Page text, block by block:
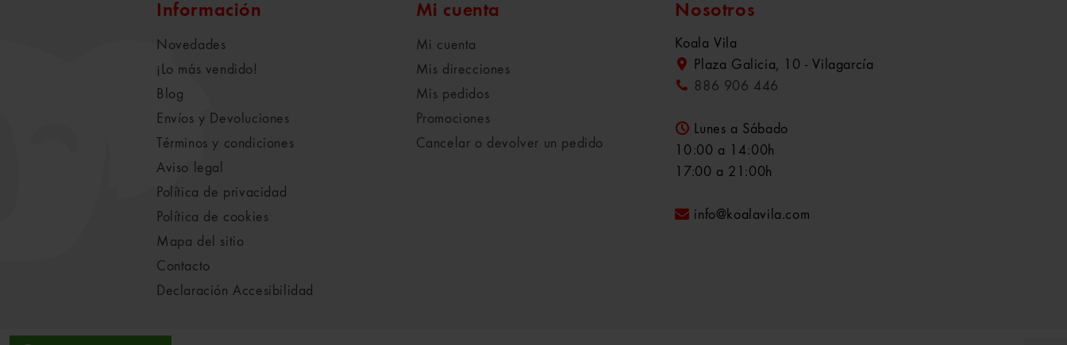
Información
Novedades
¡Lo más vendido!
Blog
Envíos y Devoluciones
Términos y condiciones
Aviso legal
Política de privacidad
Política de cookies
Mapa del sitio
Contacto
Declaración Accesibilidad
Mi cuenta
Mi cuenta
Mis direcciones
Mis pedidos
Promociones
Cancelar o devolver un pedido
Nosotros
Koala Vila
Plaza Galicia, 10 - Vilagarcía
886 906 446
Lunes a Sábado
10:00 a 14:00h
17:00 a 21:00h
info@koalavila.com